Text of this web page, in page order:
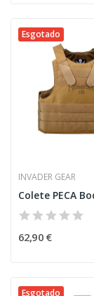
Esgotado
INVADER GEAR
62,90 €
Esgotado